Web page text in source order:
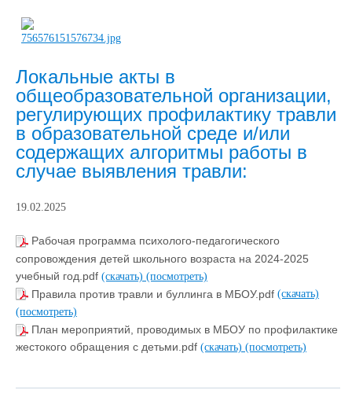
Локальные акты в
общеобразовательной организации,
регулирующих профилактику травли
в образовательной среде и/или
содержащих алгоритмы работы в
случае выявления травли:
19.02.2025
Рабочая программа психолого-педагогического
сопровождения детей школьного возраста на 2024-2025
учебный год.pdf (скачать) (посмотреть)
Правила против травли и буллинга в МБОУ.pdf (скачать)
(посмотреть)
План мероприятий, проводимых в МБОУ по профилактике
жестокого обращения с детьми.pdf (скачать) (посмотреть)